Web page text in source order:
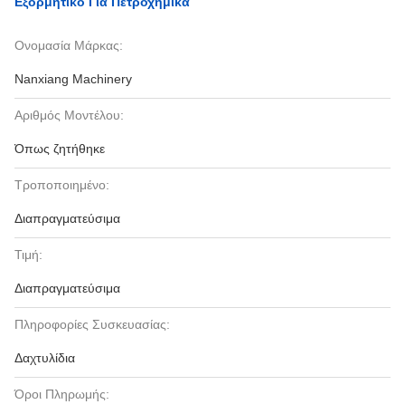
Ονομασία Μάρκας:
Nanxiang Machinery
Αριθμός Μοντέλου:
Όπως ζητήθηκε
Τροποποιημένο:
Διαπραγματεύσιμα
Τιμή:
Διαπραγματεύσιμα
Πληροφορίες Συσκευασίας:
Δαχτυλίδια
Όροι Πληρωμής: